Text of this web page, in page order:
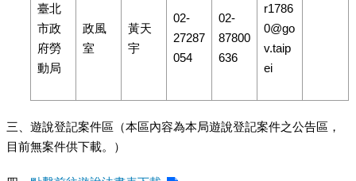
臺北
市政
府勞
動局
政風
室
黃天
宇
02-
27287
054
02-
87800
636
r1786
0@go
v.taip
ei
三、遊說登記案件區（本區內容為本局遊說登記案件之公告區，
目前無案件供下載。）